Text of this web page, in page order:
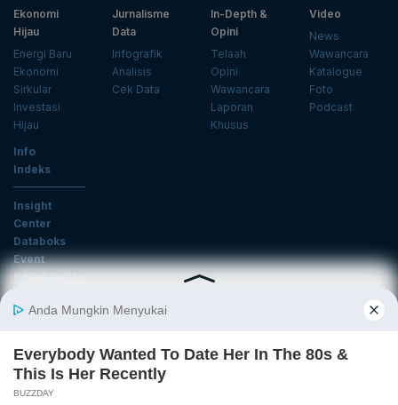
Ekonomi
Hijau
Energi Baru
Ekonomi
Sirkular
Investasi
Hijau
Jurnalisme
Data
Infografik
Analisis
Cek Data
In-Depth &
Opini
Telaah
Opini
Wawancara
Laporan
Khusus
Video
News
Wawancara
Katalogue
Foto
Podcast
Info
Indeks
Insight
Center
Databoks
Event
KatadataOto
Email
Daftar